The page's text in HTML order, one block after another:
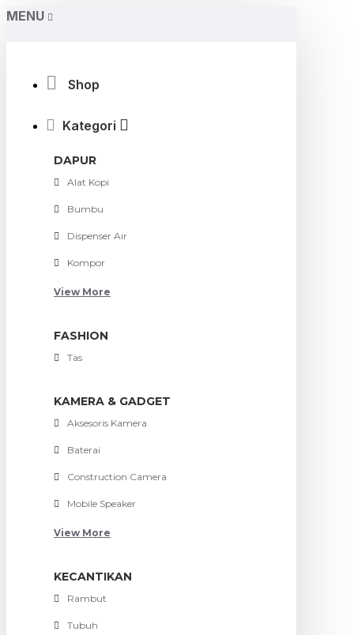
MENU
Shop
Kategori
DAPUR
Alat Kopi
Bumbu
Dispenser Air
Kompor
View More
FASHION
Tas
KAMERA & GADGET
Aksesoris Kamera
Baterai
Construction Camera
Mobile Speaker
View More
KECANTIKAN
Rambut
Tubuh